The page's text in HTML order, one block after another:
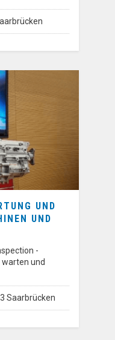
UND
UND
-
und
Saarbrücken